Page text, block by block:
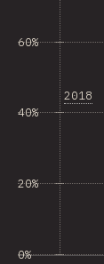
0%
20%
40%
60%
2018